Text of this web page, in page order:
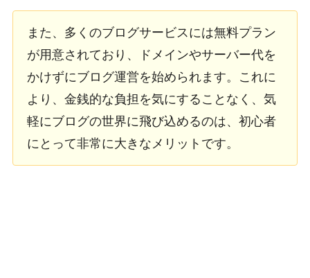
また、多くのブログサービスには無料プラン
が用意されており、ドメインやサーバー代を
かけずにブログ運営を始められます。これに
より、金銭的な負担を気にすることなく、気
軽にブログの世界に飛び込めるのは、初心者
にとって非常に大きなメリットです。